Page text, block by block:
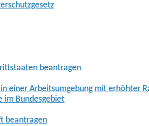
beantragen
einer Arbeitsumgebung mit erhöhter
im Bundesgebiet
beantragen